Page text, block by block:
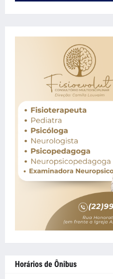
Horários de Ônibus